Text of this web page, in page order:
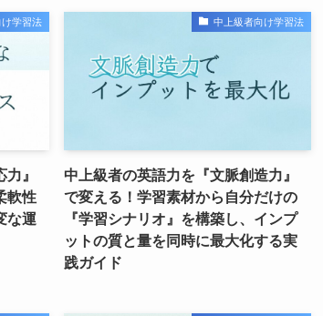
学習法
』
軟性
な運
中上級者向け学習法
中上級者の英語力を『文脈創造力』
で変える！学習素材から自分だけの
『学習シナリオ』を構築し、インプ
ットの質と量を同時に最大化する実
践ガイド